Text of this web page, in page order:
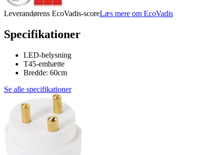
Leverandørens EcoVadis-scoreLæs mere om EcoVadis
Specifikationer
LED-belysning
T45-emhætte
Bredde: 60cm
Se alle specifikationer